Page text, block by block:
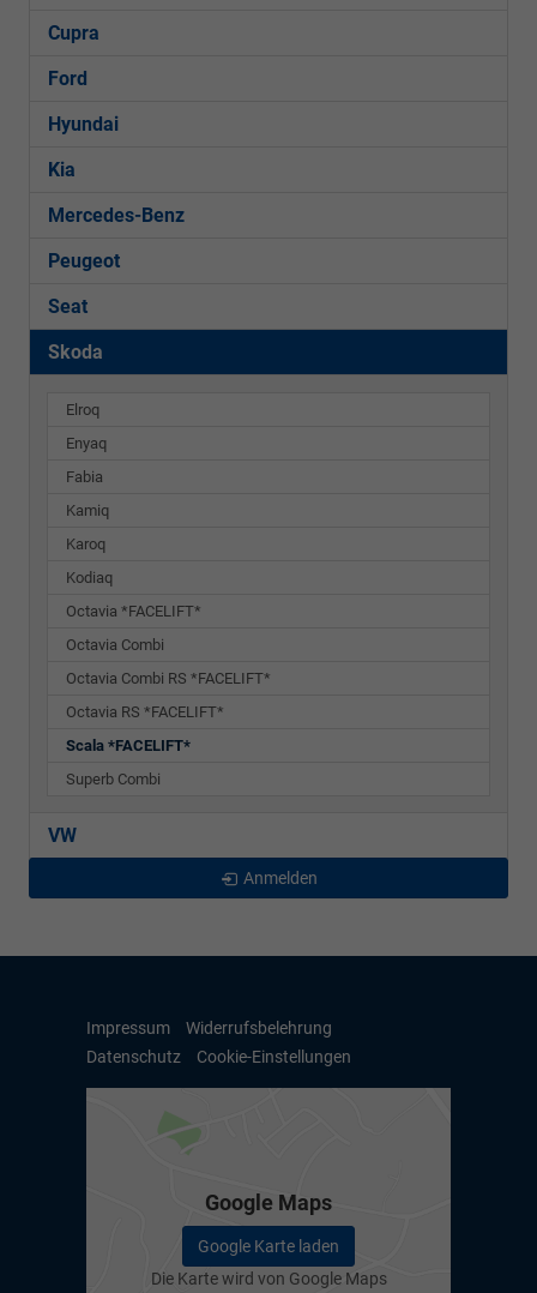
Cupra
Ford
Hyundai
Kia
Mercedes-Benz
Peugeot
Seat
Skoda
Elroq
Enyaq
Fabia
Kamiq
Karoq
Kodiaq
Octavia *FACELIFT*
Octavia Combi
Octavia Combi RS *FACELIFT*
Octavia RS *FACELIFT*
Scala *FACELIFT*
Superb Combi
VW
Anmelden
Impressum
Widerrufsbelehrung
Datenschutz
Cookie-Einstellungen
Google Maps
Google Karte laden
Die Karte wird von Google Maps